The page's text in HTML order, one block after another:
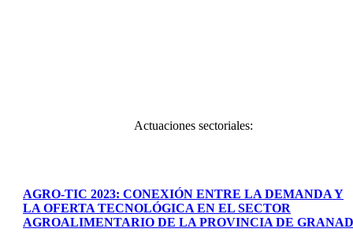
Actuaciones sectoriales:
AGRO-TIC 2023: CONEXIÓN ENTRE LA DEMANDA Y
LA OFERTA TECNOLÓGICA EN EL SECTOR
AGROALIMENTARIO DE LA PROVINCIA DE